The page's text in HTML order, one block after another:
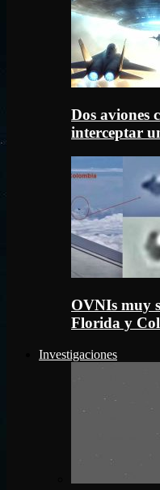
Dos aviones
interceptar
OVNIs muy
Florida y
Investigaciones